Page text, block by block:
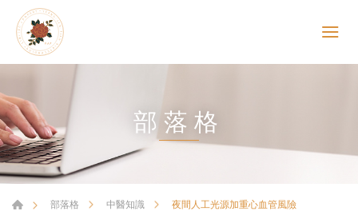
部落格
部落格 中醫知識 夜間人工光源加重心血管風險